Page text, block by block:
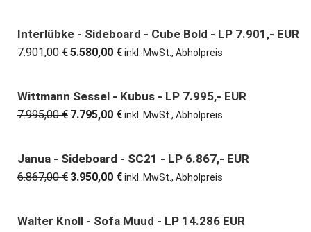
22.170,00 €
19.950,00 €.
29% günstiger
Interlübke - Sideboard - Cube Bold - LP 7.901,- EUR
7.901,00€Ursprünglicher
7.901,00 €
5.580,00 €Aktueller
5.580,00 €.
inkl. MwSt., Abholpreis
3% günstiger
Wittmann Sessel - Kubus - LP 7.995,- EUR
7.995,00€ Ursprünglicher
7.995,00 €
7.795,00 €Aktueller
7.795,00 €.
inkl. MwSt., Abholpreis
42% günstiger
Janua - Sideboard - SC21 - LP 6.867,- EUR
6.867,00€ Ursprünglicher
6.867,00 €
3.950,00 €Aktueller
3.950,00 €.
inkl. MwSt., Abholpreis
11% günstiger
Walter Knoll - Sofa Muud - LP 14.286 EUR